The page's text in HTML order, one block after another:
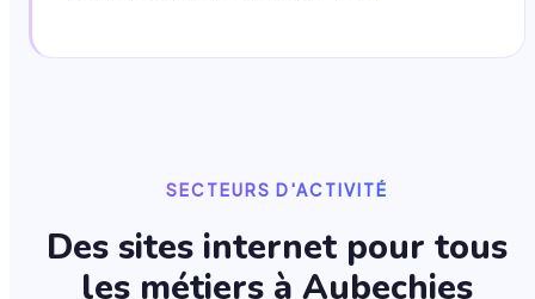
SECTEURS D'ACTIVITÉ
Des sites internet pour tous
les métiers à Aubechies